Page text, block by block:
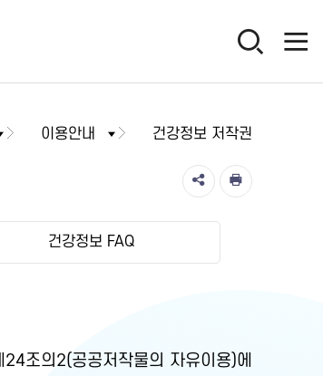
이용안내 건강정보 저작권
건강정보 FAQ
조의2(공공저작물의 자유이용)에